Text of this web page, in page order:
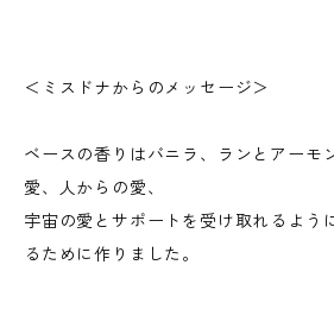
＜ミスドナからのメッセージ＞
ベースの香りはバニラ、ランとアーモ
愛、人からの愛、
宇宙の愛とサポートを受け取れるよう
るために作りました。